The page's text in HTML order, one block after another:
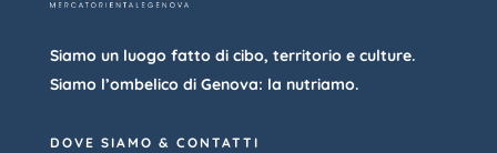
Siamo un luogo fatto di cibo, territorio e culture.
Siamo l’ombelico di Genova: la nutriamo.
DOVE SIAMO & CONTATTI